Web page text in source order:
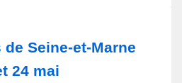
Seine-et-Marne
24 mai